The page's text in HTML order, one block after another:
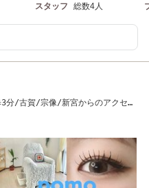
スタッフ 総数4人
分/古賀/宗像/新宮からのアクセス